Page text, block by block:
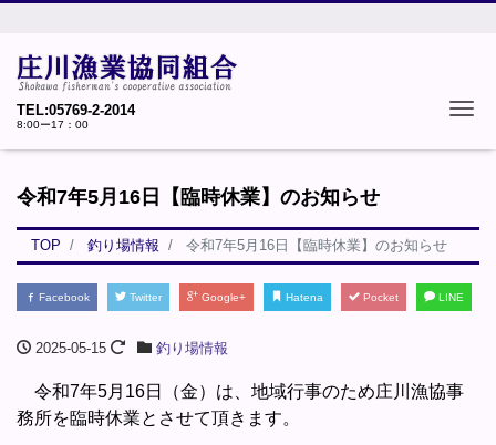
TEL:05769-2-2014
8:00ー17：00
令和7年5月16日【臨時休業】のお知らせ
TOP 釣り場情報 令和7年5月16日【臨時休業】のお知らせ
Facebook Twitter Google+ Hatena Pocket LINE
2025-05-15 釣り場情報
令和7年5月16日（金）は、地域行事のため庄川漁協事
務所を臨時休業とさせて頂きます。